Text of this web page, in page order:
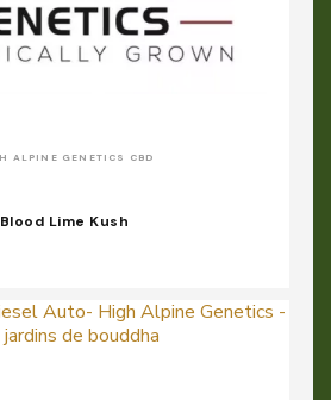
ALPINE GENETICS CBD
Blood Lime Kush